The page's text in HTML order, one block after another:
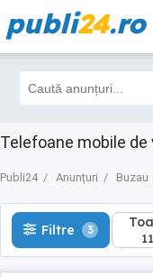
publi24.ro
Telefoane mobile de
Publi24 Anunțuri Buzau
Filtre 3 Toate
11
Filtre 3
11